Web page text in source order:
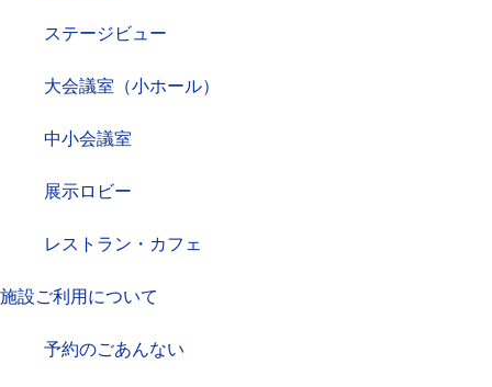
ステージビュー
大会議室（小ホール）
中小会議室
展示ロビー
レストラン・カフェ
施設ご利用について
予約のごあんない